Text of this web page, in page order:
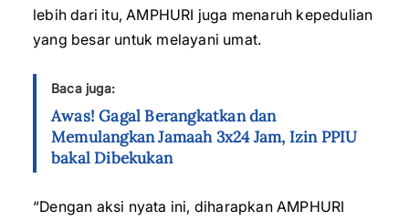
lebih dari itu, AMPHURI juga menaruh kepedulian
yang besar untuk melayani umat.
Baca juga:
Awas! Gagal Berangkatkan dan
Memulangkan Jamaah 3x24 Jam, Izin PPIU
bakal Dibekukan
“Dengan aksi nyata ini, diharapkan AMPHURI